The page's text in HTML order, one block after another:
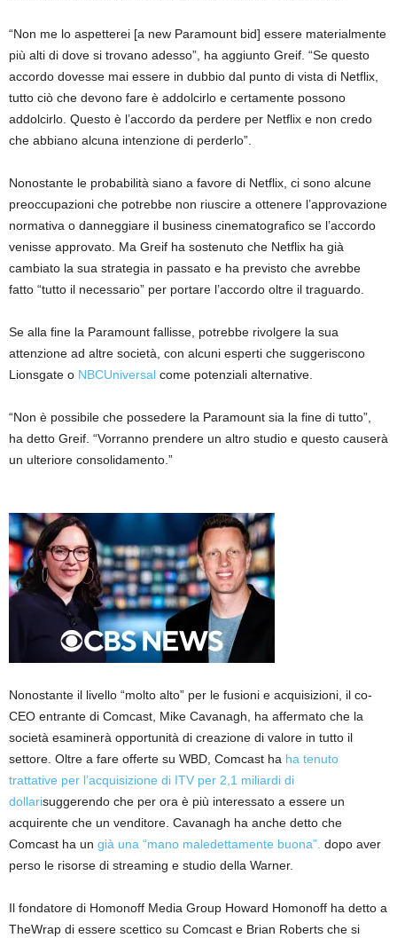
“Non me lo aspetterei [a new Paramount bid] essere materialmente
più alti di dove si trovano adesso”, ha aggiunto Greif. “Se questo
accordo dovesse mai essere in dubbio dal punto di vista di Netflix,
tutto ciò che devono fare è addolcirlo e certamente possono
addolcirlo. Questo è l’accordo da perdere per Netflix e non credo
che abbiano alcuna intenzione di perderlo”.
Nonostante le probabilità siano a favore di Netflix, ci sono alcune
preoccupazioni che potrebbe non riuscire a ottenere l’approvazione
normativa o danneggiare il business cinematografico se l’accordo
venisse approvato. Ma Greif ha sostenuto che Netflix ha già
cambiato la sua strategia in passato e ha previsto che avrebbe
fatto “tutto il necessario” per portare l’accordo oltre il traguardo.
Se alla fine la Paramount fallisse, potrebbe rivolgere la sua
attenzione ad altre società, con alcuni esperti che suggeriscono
Lionsgate o NBCUniversal come potenziali alternative.
“Non è possibile che possedere la Paramount sia la fine di tutto”,
ha detto Greif. “Vorranno prendere un altro studio e questo causerà
un ulteriore consolidamento.”
Nonostante il livello “molto alto” per le fusioni e acquisizioni, il co-
CEO entrante di Comcast, Mike Cavanagh, ha affermato che la
società esaminerà opportunità di creazione di valore in tutto il
settore. Oltre a fare offerte su WBD, Comcast ha ha tenuto
trattative per l’acquisizione di ITV per 2,1 miliardi di
dollarisuggerendo che per ora è più interessato a essere un
acquirente che un venditore. Cavanagh ha anche detto che
Comcast ha un già una “mano maledettamente buona”. dopo aver
perso le risorse di streaming e studio della Warner.
Il fondatore di Homonoff Media Group Howard Homonoff ha detto a
TheWrap di essere scettico su Comcast e Brian Roberts che si